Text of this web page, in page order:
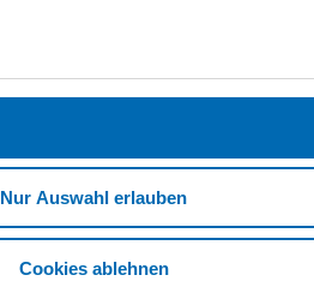
Nur Auswahl erlauben
Cookies ablehnen
Telefon
(Mo - Fr: 07:00 - 18:00 Uhr)